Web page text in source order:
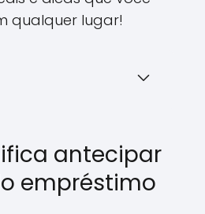
qualquer lugar!
antecipar
empréstimo